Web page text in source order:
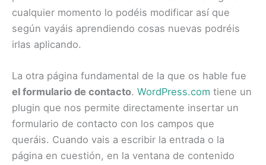
cualquier momento lo podéis modificar así que
según vayáis aprendiendo cosas nuevas podréis
irlas aplicando.
La otra página fundamental de la que os hable fue
el formulario de contacto. WordPress.com tiene un
plugin que nos permite directamente insertar un
formulario de contacto con los campos que
queráis. Cuando vais a escribir la entrada o la
página en cuestión, en la ventana de contenido